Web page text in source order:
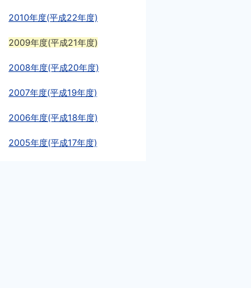
2010年度(平成22年度)
2009年度(平成21年度)
2008年度(平成20年度)
2007年度(平成19年度)
2006年度(平成18年度)
2005年度(平成17年度)